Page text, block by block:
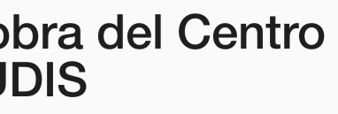
del Centro